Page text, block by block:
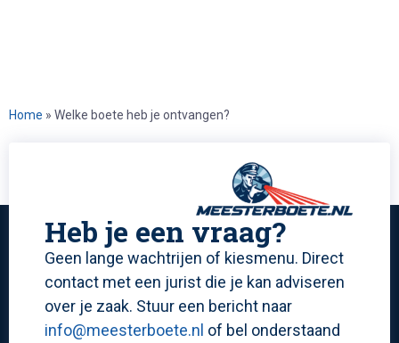
Home » Welke boete heb je ontvangen?
Heb je een vraag?
Geen lange wachtrijen of kiesmenu. Direct
contact met een jurist die je kan adviseren
over je zaak. Stuur een bericht naar
info@meesterboete.nl of bel onderstaand